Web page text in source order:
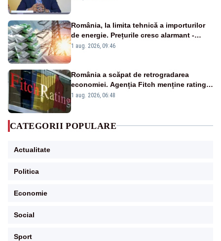
România, la limita tehnică a importurilor
de energie. Prețurile cresc alarmant -
Analiză Realitatea Plus
1 aug. 2026, 09:46
România a scăpat de retrogradarea
economiei. Agenția Fitch menține ratingul
„BBB-” cu perspectivă negativă
1 aug. 2026, 06:48
CATEGORII POPULARE
Actualitate
Politica
Economie
Social
Sport